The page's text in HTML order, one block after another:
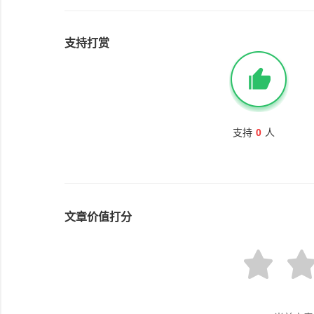
支持打赏
支持 0 人
文章价值打分